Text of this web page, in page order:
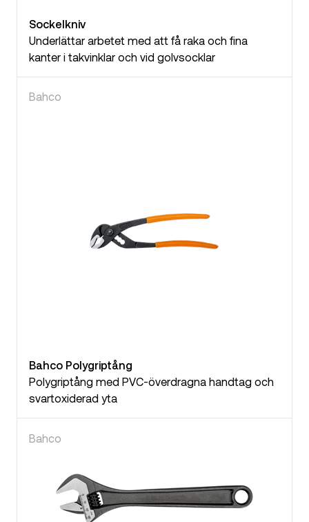
Sockelkniv
Underlättar arbetet med att få raka och fina
kanter i takvinklar och vid golvsocklar
Bahco
Bahco Polygriptång
Polygriptång med PVC-överdragna handtag och
svartoxiderad yta
Bahco